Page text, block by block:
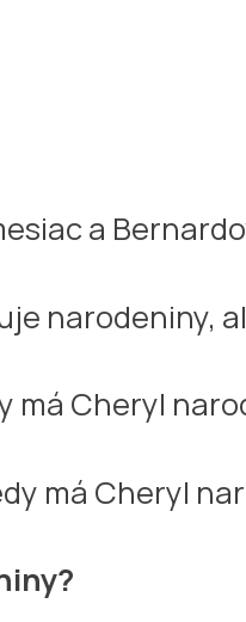
a
narodeniny,
má Cheryl
má Cheryl